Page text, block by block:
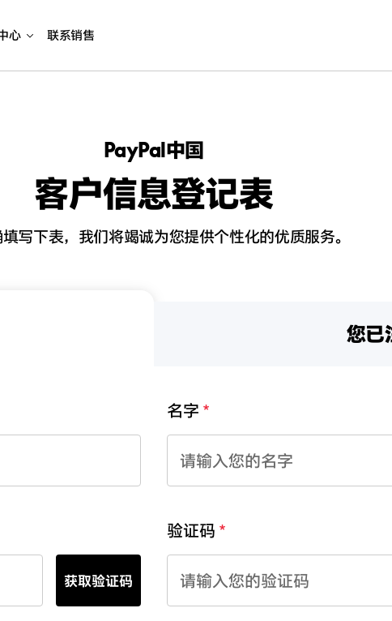
心 联系销售
PayPal中国
客户信息登记表
写下表，我们将竭诚为您提供个性化的优质服务。
您已
名字
获取验证码
验证码